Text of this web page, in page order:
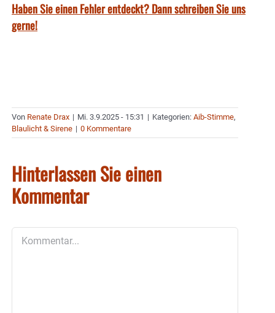
Haben Sie einen Fehler entdeckt? Dann schreiben Sie uns
gerne!
Von Renate Drax | Mi. 3.9.2025 - 15:31 | Kategorien: Aib-Stimme,
Blaulicht & Sirene | 0 Kommentare
Hinterlassen Sie einen
Kommentar